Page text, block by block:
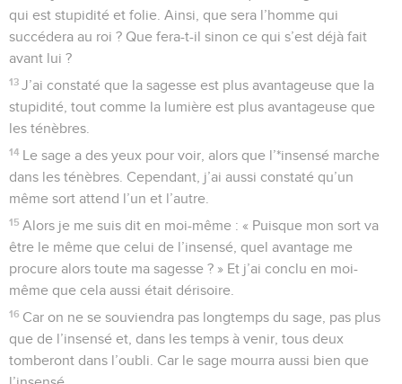
qui est stupidité et folie. Ainsi, que sera l’homme qui
succédera au roi ? Que fera-t-il sinon ce qui s’est déjà fait
avant lui ?
13 J’ai constaté que la sagesse est plus avantageuse que la
stupidité, tout comme la lumière est plus avantageuse que
les ténèbres.
14 Le sage a des yeux pour voir, alors que l’*insensé marche
dans les ténèbres. Cependant, j’ai aussi constaté qu’un
même sort attend l’un et l’autre.
15 Alors je me suis dit en moi-même : « Puisque mon sort va
être le même que celui de l’insensé, quel avantage me
procure alors toute ma sagesse ? » Et j’ai conclu en moi-
même que cela aussi était dérisoire.
16 Car on ne se souviendra pas longtemps du sage, pas plus
que de l’insensé et, dans les temps à venir, tous deux
tomberont dans l’oubli. Car le sage mourra aussi bien que